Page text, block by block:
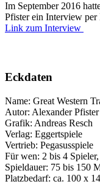
Im September 2016
Pfister ein Interview
Link zum Interview
Eckdaten
Name: Great Western
Autor: Alexander Pfister
Grafik: Andreas Resch
Verlag: Eggertspiele
Vertrieb: Pegasusspiele
Für wen: 2 bis 4 Spieler,
Spieldauer: 75 bis 150
Platzbedarf: ca. 100 x